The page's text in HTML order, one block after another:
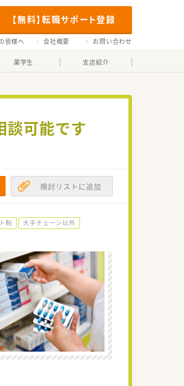
【無料】転職サポート登録
皆様へ 会社概要 お問い合わせ
薬学生 支店紹介
談可能です
検討リストに追加
制
大手チェーン以外